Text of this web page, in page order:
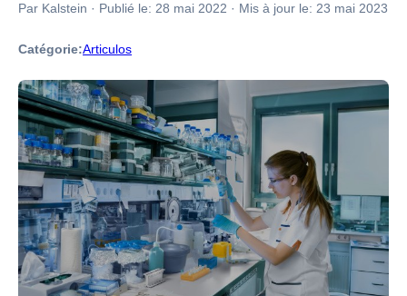
Par Kalstein · Publié le: 28 mai 2022 · Mis à jour le: 23 mai 2023
Catégorie:Articulos